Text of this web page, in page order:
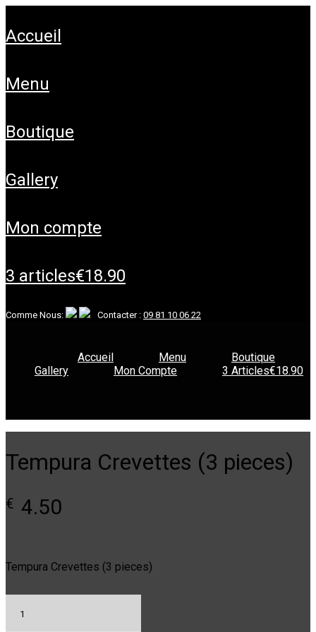
accueil
menu
boutique
gallery
mon compte
3 articles€18.90
Comme Nous: Contacter : 09 81 10 06 22
Accueil Menu
Boutique
Gallery
Mon Compte 3 Articles€18.90
Tempura Crevettes (3 pieces)
€ 4.50
Tempura Crevettes (3 pieces)